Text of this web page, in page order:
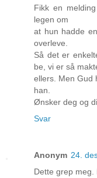
Fikk en
legen om
at hun hadde
overleve.
Så det er
be, vi er så
ellers. Men Gud
han.
Ønsker deg og
Svar
Anonym 24.
Dette grep meg.